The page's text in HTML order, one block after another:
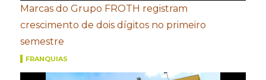
Marcas do Grupo FROTH registram
crescimento de dois dígitos no primeiro
semestre
FRANQUIAS